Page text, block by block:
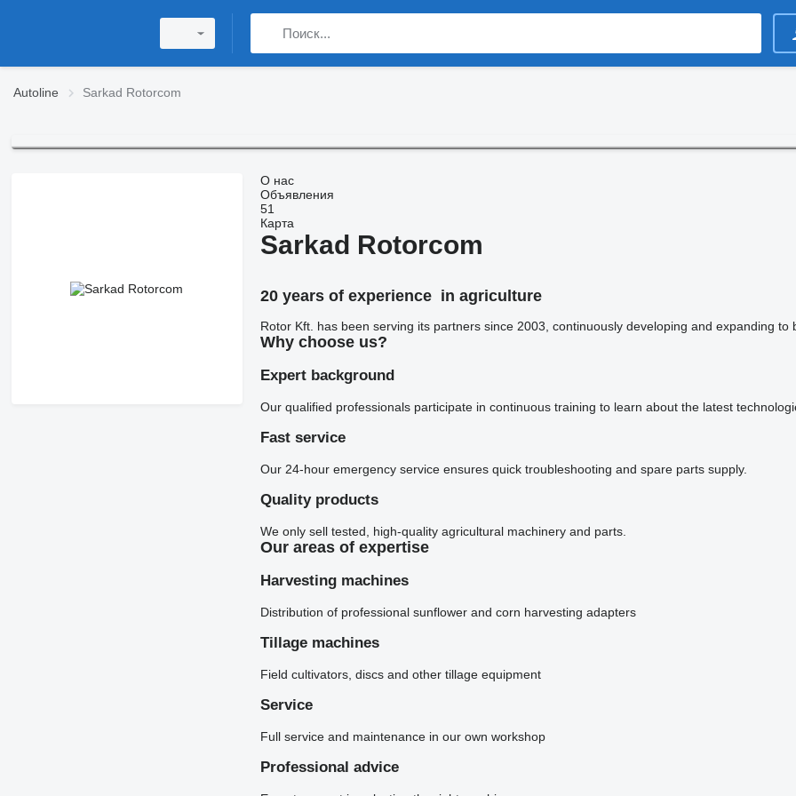
Autoline Sarkad Rotorcom
О нас
Объявления
51
Карта
Sarkad Rotorcom
20 years of experience in agriculture
Rotor Kft. has been serving its partners since 2003, continuously developing and expanding
Why choose us?
Expert background
Our qualified professionals participate in continuous training to learn about the latest
Fast service
Our 24-hour emergency service ensures quick troubleshooting and spare parts supply.
Quality products
We only sell tested, high-quality agricultural machinery and parts.
Our areas of expertise
Harvesting machines
Distribution of professional sunflower and corn harvesting adapters
Tillage machines
Field cultivators, discs and other tillage equipment
Service
Full service and maintenance in our own workshop
Professional advice